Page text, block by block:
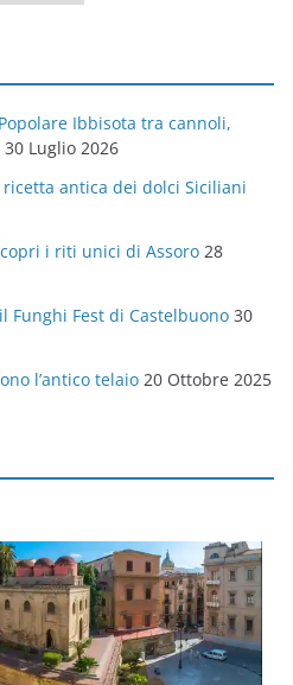
Ibbisota tra cannoli,
30 Luglio 2026
antica dei dolci Siciliani
i riti unici di Assoro 28
Funghi Fest di Castelbuono 30
l’antico telaio 20 Ottobre 2025